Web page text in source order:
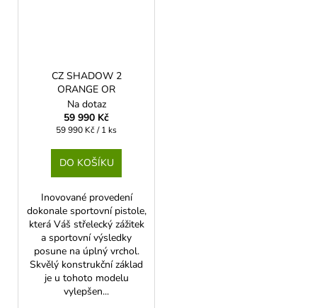
CZ SHADOW 2
ORANGE OR
Na dotaz
59 990 Kč
Měrná
59 990 Kč / 1 ks
DO KOŠÍKU
Inovované provedení
dokonale sportovní pistole,
která Váš střelecký zážitek
a sportovní výsledky
posune na úplný vrchol.
Skvělý konstrukční základ
je u tohoto modelu
vylepšen...